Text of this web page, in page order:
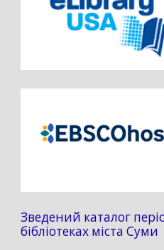
Зведений каталог
бібліотеках міста Суми